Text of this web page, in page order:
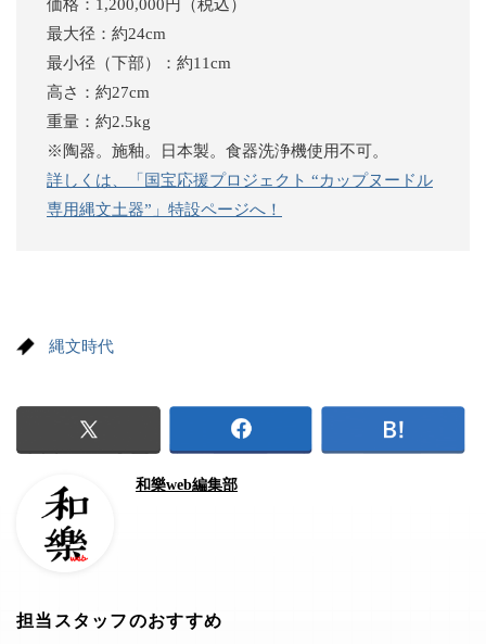
価格：1,200,000円（税込）
最大径：約24cm
最小径（下部）：約11cm
高さ：約27cm
重量：約2.5kg
※陶器。施釉。日本製。食器洗浄機使用不可。
詳しくは、「国宝応援プロジェクト “カップヌードル
専用縄文土器”」特設ページへ！
縄文時代
和樂web編集部
担当スタッフのおすすめ